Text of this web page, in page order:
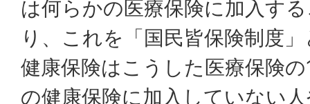
は何らかの医療保険に加入す
り、これを「国民皆保険制度
健康保険はこうした医療保険
の健康保険に加入していない